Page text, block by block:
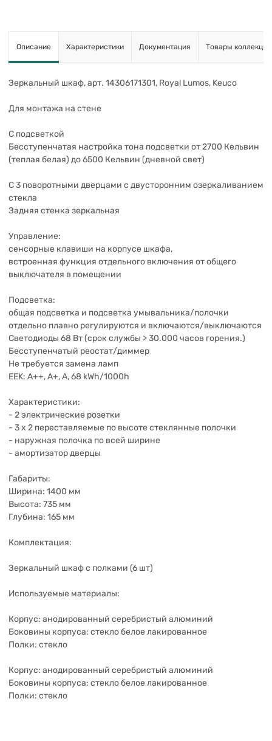
Описание Характеристики Документация Товары коллекции
Зеркальный шкаф, арт. 14306171301, Royal Lumos, Keuco
Для монтажа на стене
С подсветкой
Бесступенчатая настройка тона подсветки от 2700 Кельвин
(теплая белая) до 6500 Кельвин (дневной свет)
С 3 поворотными дверцами с двусторонним озеркаливанием
стекла
Задняя стенка зеркальная
Управление:
сенсорные клавиши на корпусе шкафа,
встроенная функция отдельного включения от общего
выключателя в помещении
Подсветка:
общая подсветка и подсветка умывальника/полочки
отдельно плавно регулируются и включаются/выключаются
Светодиоды 68 Вт (срок службы > 30.000 часов горения.)
Бесступенчатый реостат/диммер
Не требуется замена ламп
EEK: A++, A+, A, 68 kWh/1000h
Характеристики:
- 2 электрические розетки
- 3 x 2 переставляемые по высоте стеклянные полочки
- наружная полочка по всей ширине
- амортизатор дверцы
Габариты:
Ширина: 1400 мм
Высота: 735 мм
Глубина: 165 мм
Комплектация:
Зеркальный шкаф с полками (6 шт)
Используемые материалы:
Корпус: анодированный серебристый алюминий
Боковины корпуса: стекло белое лакированное
Полки: стекло
Корпус: анодированный серебристый алюминий
Боковины корпуса: стекло белое лакированное
Полки: стекло